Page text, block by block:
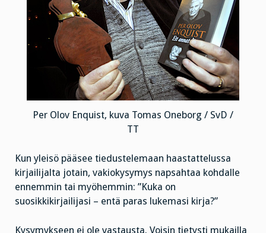
Per Olov Enquist, kuva Tomas Oneborg / SvD /
TT
Kun yleisö pääsee tiedustelemaan haastattelussa
kirjailijalta jotain, vakiokysymys napsahtaa kohdalle
ennemmin tai myöhemmin: ”Kuka on
suosikkikirjailijasi – entä paras lukemasi kirja?”
Kysymykseen ei ole vastausta. Voisin tietysti mukailla